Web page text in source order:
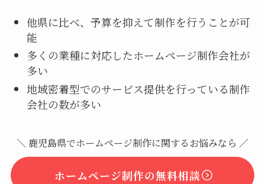
他県に比べ、予算を抑えて制作を行うことが可
能
多くの業種に対応したホームページ制作会社が
多い
地域密着型でのサービス提供を行っている制作
会社の数が多い
＼ 鹿児島県でホームページ制作に関するお悩みなら ／
ホームページ制作の無料相談